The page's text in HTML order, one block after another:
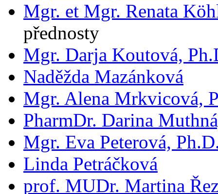
Mgr. et Mgr. Renata
přednosty
Mgr. Darja Koutová,
Naděžda Mazánková
Mgr. Alena Mrkvicová,
PharmDr. Darina
Mgr. Eva Peterová,
Linda Petráčková
prof. MUDr. Martina